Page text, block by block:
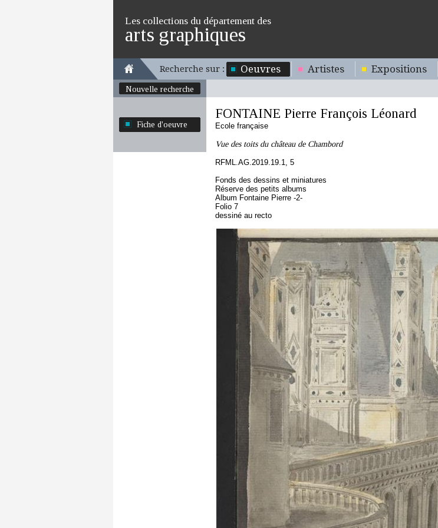
Les collections du département des
arts graphiques
Recherche sur : Oeuvres Artistes Expositions
Nouvelle recherche
Fiche d'oeuvre
FONTAINE Pierre François Léonard
Ecole française
Vue des toits du château de Chambord
RFML.AG.2019.19.1, 5
Fonds des dessins et miniatures
Réserve des petits albums
Album Fontaine Pierre -2-
Folio 7
dessiné au recto